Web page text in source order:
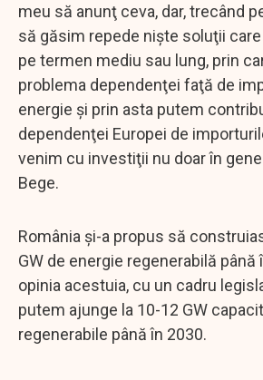
meu să anunţ ceva, dar, trecând
să găsim repede nişte soluţii
pe termen mediu sau lung, prin
problema dependenţei faţă de
energie şi prin asta putem
dependenţei Europei de
venim cu investiţii nu doar în
Bege.
România şi-a propus să
GW de energie regenerabilă până
opinia acestuia, cu un cadru
putem ajunge la 10-12 GW
regenerabile până în 2030.